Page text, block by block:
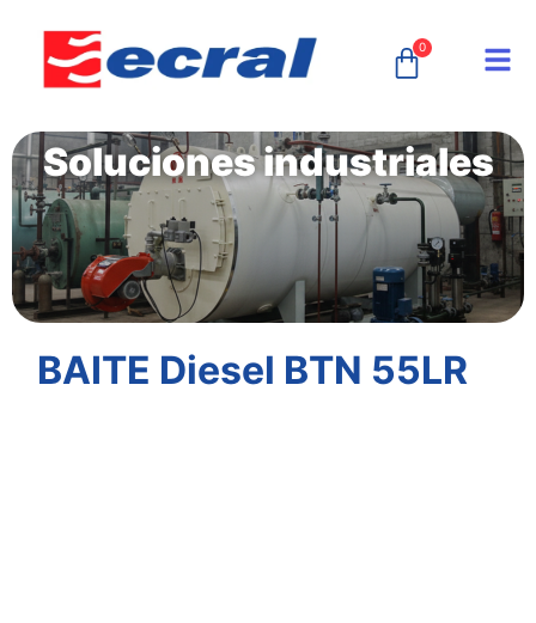
0
Soluciones industriales
BAITE Diesel BTN 55LR